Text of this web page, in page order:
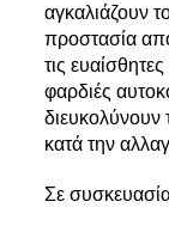
αγκαλιάζουν
προστασία
τις
φαρδιές
κατά την
Σε